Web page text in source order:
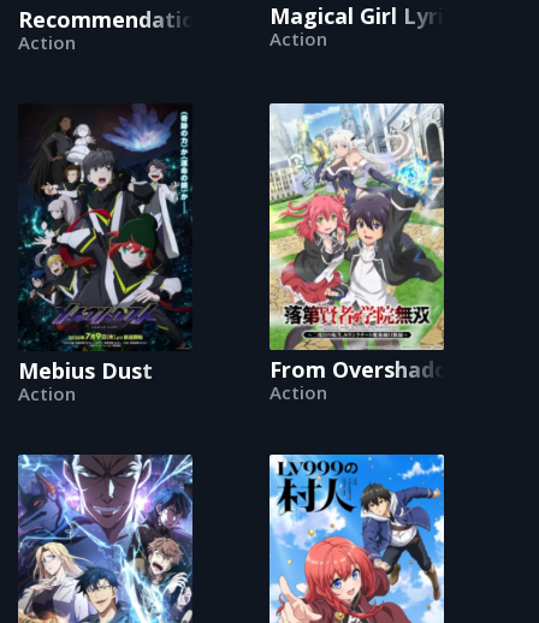
Recommendations from Iwamoto-Senpai
Action
Magical Girl Lyrical
Action
Mebius Dust
Action
From Overshadowed to
Action